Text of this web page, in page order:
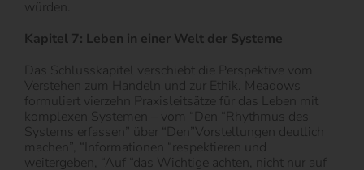
würden.
Kapitel 7: Leben in einer Welt der Systeme
Das Schlusskapitel verschiebt die Perspektive vom
Verstehen zum Handeln und zur Ethik. Meadows
formuliert vierzehn Praxisleitsätze für das Leben mit
komplexen Systemen – vom “Den “Rhythmus des
Systems erfassen” über “Den”Vorstellungen deutlich
machen”, “Informationen “respektieren und
weitergeben, “Auf “das Wichtige achten, nicht nur auf